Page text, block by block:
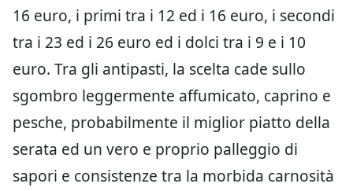
16 euro, i primi tra i 12 ed i 16 euro, i secondi
tra i 23 ed i 26 euro ed i dolci tra i 9 e i 10
euro. Tra gli antipasti, la scelta cade sullo
sgombro leggermente affumicato, caprino e
pesche, probabilmente il miglior piatto della
serata ed un vero e proprio palleggio di
sapori e consistenze tra la morbida carnosità